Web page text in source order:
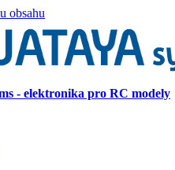
obsahu
- elektronika pro RC modely